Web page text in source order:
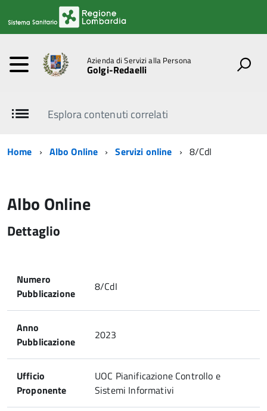
Azienda di Servizi alla Persona
Golgi-Redaelli
Esplora contenuti correlati
Home Albo Online Servizi online 8/CdI
Albo Online
Dettaglio
Numero
Pubblicazione
8/CdI
Anno
Pubblicazione
2023
Ufficio
Proponente
UOC Pianificazione Controllo e
Sistemi Informativi